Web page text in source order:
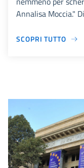
Annalisa Moccia."
SCOPRI TUTTO